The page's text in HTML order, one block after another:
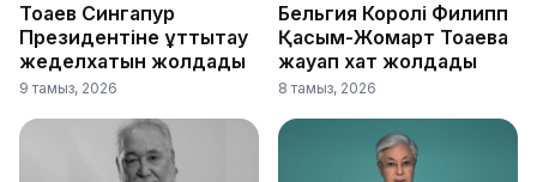
Тоқаев Сингапур
Президентіне құттықтау
жеделхатын жолдады
9 тамыз, 2026
Бельгия Королі Филипп
Қасым-Жомарт Тоқаевқа
жауап хат жолдады
8 тамыз, 2026